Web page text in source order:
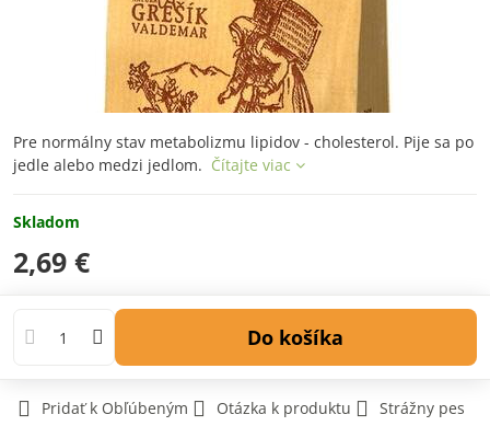
Pre normálny stav metabolizmu lipidov - cholesterol. Pije sa po
jedle alebo medzi jedlom. Čítajte viac
Skladom
2,69 €
Do košíka
Pridať k Obľúbeným Otázka k produktu
Strážny pes